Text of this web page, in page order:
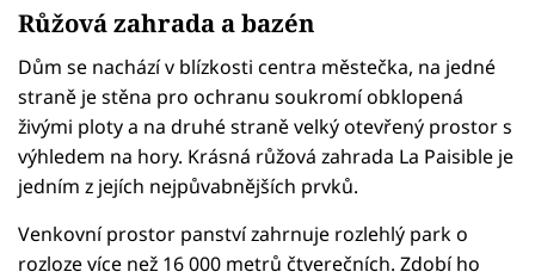
Růžová zahrada a bazén
Dům se nachází v blízkosti centra městečka, na jedné
straně je stěna pro ochranu soukromí obklopená
živými ploty a na druhé straně velký otevřený prostor s
výhledem na hory. Krásná růžová zahrada La Paisible je
jedním z jejích nejpůvabnějších prvků.
Venkovní prostor panství zahrnuje rozlehlý park o
rozloze více než 16 000 metrů čtverečních. Zdobí ho